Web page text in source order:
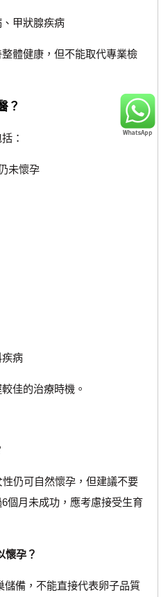
甲狀腺疾病
健康，但不能取代專業檢
？
：
未懷孕
病
佳的治療時機。
仍可自然懷孕，但建議不要
個月未成功，應考慮接受生育
懷孕？
備，不能直接代表卵子品質